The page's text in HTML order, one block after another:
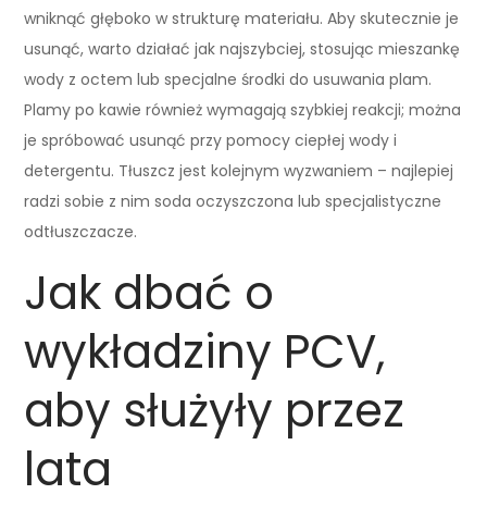
wniknąć głęboko w strukturę materiału. Aby skutecznie je
usunąć, warto działać jak najszybciej, stosując mieszankę
wody z octem lub specjalne środki do usuwania plam.
Plamy po kawie również wymagają szybkiej reakcji; można
je spróbować usunąć przy pomocy ciepłej wody i
detergentu. Tłuszcz jest kolejnym wyzwaniem – najlepiej
radzi sobie z nim soda oczyszczona lub specjalistyczne
odtłuszczacze.
Jak dbać o
wykładziny PCV,
aby służyły przez
lata